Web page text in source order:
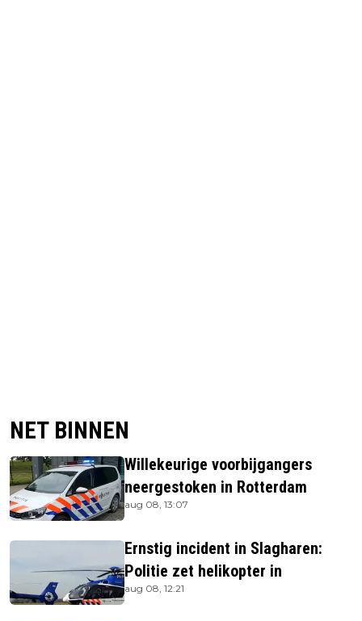
NET BINNEN
Willekeurige voorbijgangers
neergestoken in Rotterdam
aug 08, 13:07
Ernstig incident in Slagharen:
Politie zet helikopter in
aug 08, 12:21